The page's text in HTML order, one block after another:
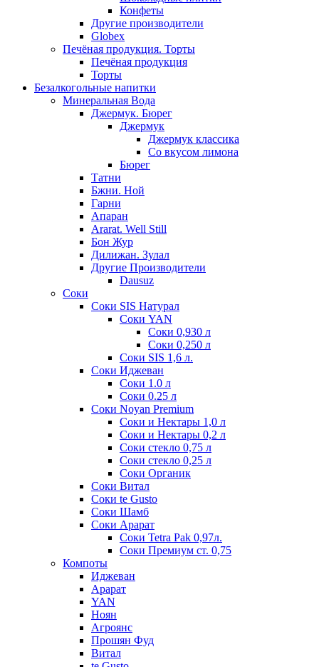
Конфеты
Другие производители
Globex
Печёная продукция. Торты
Печёная продукция
Торты
Безалкогольные напитки
Минеральная Вода
Джермук. Бюрег
Джермук
Джермук классика
Со вкусом лимона
Бюрег
Татни
Бжни. Ной
Гарни
Апаран
Ararat. Well Still
Бон Жур
Дилижан. Зулал
Другие Производители
Dausuz
Соки
Соки SIS Натурал
Соки YAN
Соки 0,930 л
Соки 0,250 л
Соки SIS 1,6 л.
Соки Иджеван
Соки 1.0 л
Соки 0.25 л
Соки Noyan Premium
Соки и Нектары 1,0 л
Соки и Нектары 0,2 л
Соки стекло 0,75 л
Соки стекло 0,25 л
Соки Органик
Соки Витал
Соки te Gusto
Соки Шамб
Соки Арарат
Соки Tetra Pak 0,97л.
Соки Премиум ст. 0,75
Компоты
Иджеван
Арарат
YAN
Ноян
Агроянс
Прошян Фуд
Витал